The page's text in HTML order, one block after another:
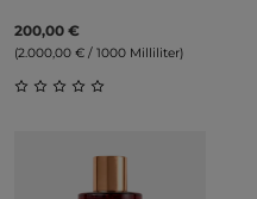
200,00 €
(2.000,00 € / 1000 Milliliter)